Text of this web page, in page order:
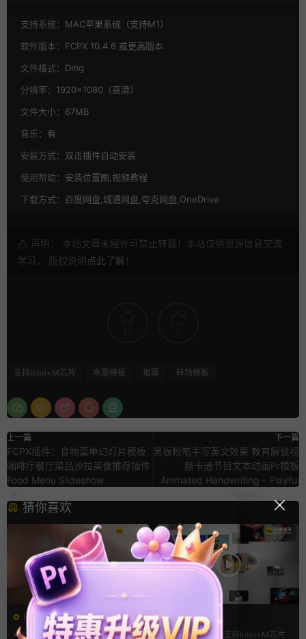
支持系统： MAC苹果系统（支持M1）
软件版本： FCPX 10.4.6 或更高版本
文件格式： Dmg
分辨率： 1920×1080（高清）
文件大小： 67MB
音乐： 有
安装方式： 双击插件自动安装
使用帮助： 安装位置图,视频教程
下载方式： 百度网盘,城通网盘,夸克网盘,OneDrive
声明： 本站文章未经许可禁止转载！本站仅供资源信息交流
学习， 版权说明点此了解 ！
支持Intel+M芯片 水墨模板 烟雾 转场模板
上一篇
FCPX插件：食物菜单幻灯片模板
咖啡厅餐厅菜品沙拉美食推荐插件
Food Menu Slideshow
下一篇
黑板粉笔手写英文效果 教育解说视
频卡通节目文本动画Pr模板
Animated Handwriting - Playful
猜你喜欢
FCPX转场
光效
复古风
FCPX发生器
LOGO动画
支持Intel+M芯片